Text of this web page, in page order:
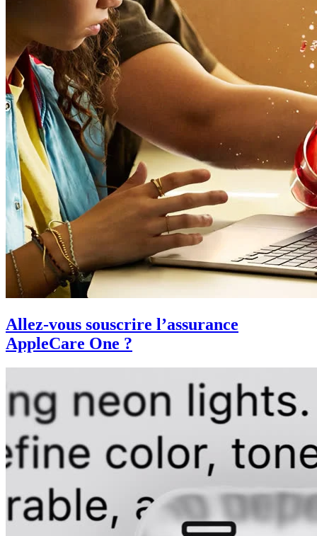
Allez-vous souscrire l’assurance
AppleCare One ?